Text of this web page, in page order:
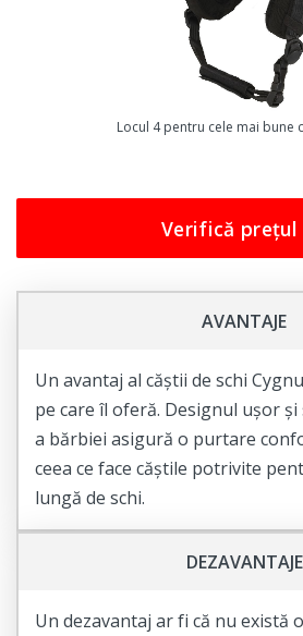
confortabil, chiar și în cele mai reci
Această cască de schi pentru adulți
ușor de utilizat și de reglat, cu un
cataramă. Așadar, vei putea să o
Dacă vrei să te bucuri de
fantastică, atunci trebuie să ai o
bucură-te de un schi fără griji și cu
Locul 4 pentru cele mai bune
Verifică prețul
AVANTAJE
Un avantaj al căștii de schi
pe care îl oferă. Designul ușor
a bărbiei asigură o purtare
ceea ce face căștile potrivite
lungă de schi.
DEZAVANTAJE
Un dezavantaj ar fi că nu există